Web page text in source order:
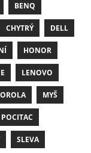
BENQ
CHYTRÝ DELL
HONOR
LENOVO
MYŠ
POCITAC
SLEVA